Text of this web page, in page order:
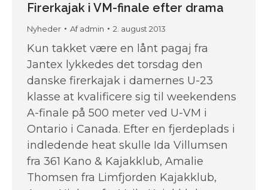
Firerkajak i VM-finale efter drama
Nyheder Afadmin 2. august 2013
Kun takket være en lånt pagaj fra
Jantex lykkedes det torsdag den
danske firerkajak i damernes U-23
klasse at kvalificere sig til weekendens
A-finale på 500 meter ved U-VM i
Ontario i Canada. Efter en fjerdeplads i
indledende heat skulle Ida Villumsen
fra 361 Kano & Kajakklub, Amalie
Thomsen fra Limfjorden Kajakklub,